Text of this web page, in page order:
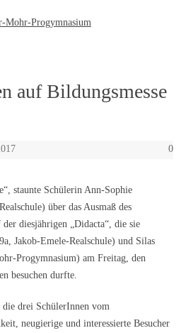
auf Bildungsmesse
0
staunte Schülerin Ann-Sophie
über das Ausmaß des
der diesjährigen „Didacta“, die sie
Jakob-Emele-Realschule) und Silas
Progymnasium) am Freitag, den
besuchen durfte.
die drei SchülerInnen vom
neugierige und interessierte Besucher